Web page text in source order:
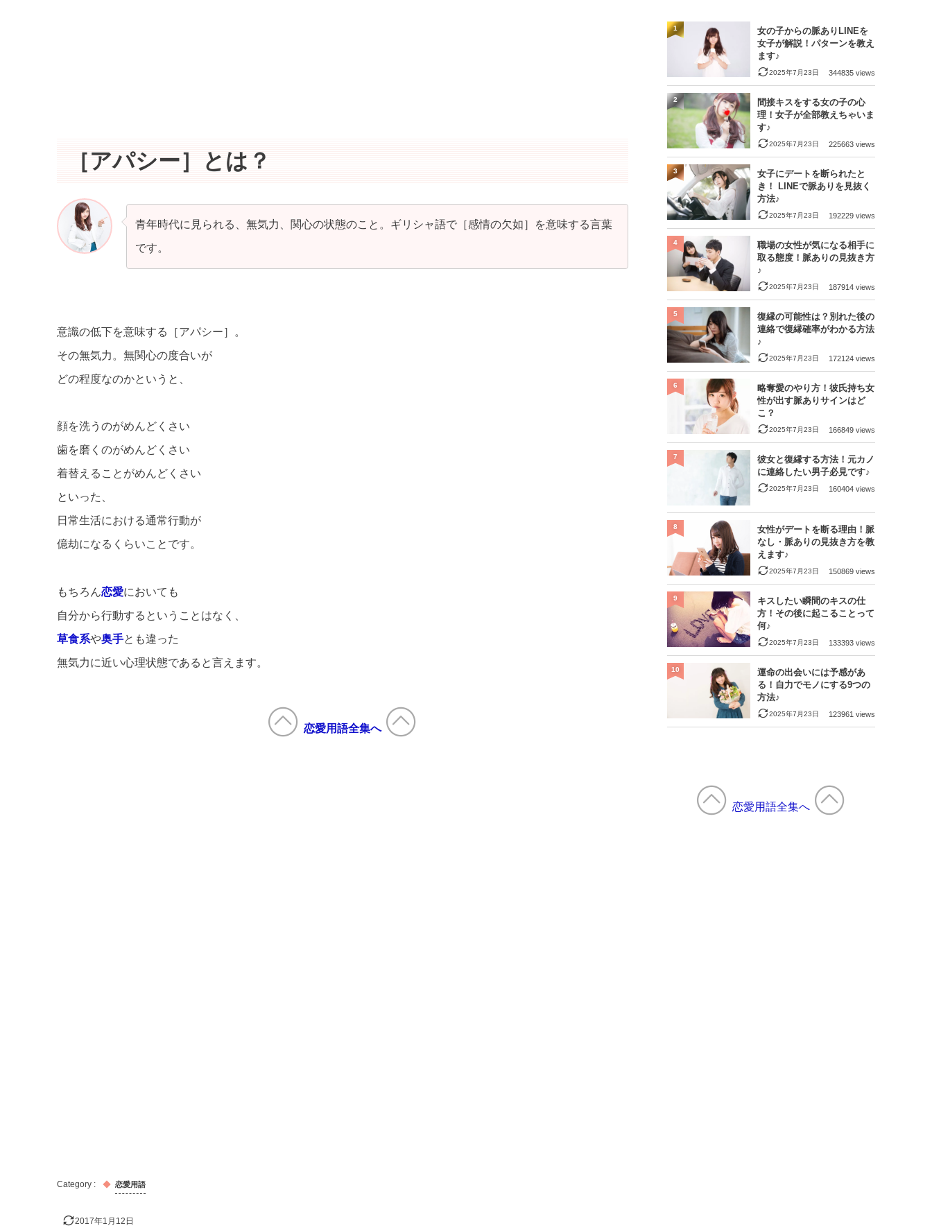
［アパシー］とは？
青年時代に見られる、無気力、関心の状態のこと。ギリシャ語で［感情の欠如］を意味する言葉
です。
意識の低下を意味する［アパシー］。
その無気力。無関心の度合いが
どの程度なのかというと、
顔を洗うのがめんどくさい
歯を磨くのがめんどくさい
着替えることがめんどくさい
といった、
日常生活における通常行動が
億劫になるくらいことです。
もちろん恋愛においても
自分から行動するということはなく、
草食系や奥手とも違った
無気力に近い心理状態であると言えます。
恋愛用語全集へ
恋愛用語
2017年1月12日
女の子からの脈ありLINEを
女子が解説！パターンを教え
ます♪
2025年7月23日 344835 views
1
間接キスをする女の子の心
理！女子が全部教えちゃいま
す♪
2025年7月23日 225663 views
2
女子にデートを断られたと
き！ LINEで脈ありを見抜く
方法♪
2025年7月23日 192229 views
3
職場の女性が気になる相手に
取る態度！脈ありの見抜き方
♪
2025年7月23日 187914 views
4
復縁の可能性は？別れた後の
連絡で復縁確率がわかる方法
♪
2025年7月23日 172124 views
5
略奪愛のやり方！彼氏持ち女
性が出す脈ありサインはど
こ？
2025年7月23日 166849 views
6
彼女と復縁する方法！元カノ
に連絡したい男子必見です♪
2025年7月23日 160404 views
7
女性がデートを断る理由！脈
なし・脈ありの見抜き方を教
えます♪
2025年7月23日 150869 views
8
キスしたい瞬間のキスの仕
方！その後に起こることって
何♪
2025年7月23日 133393 views
9
運命の出会いには予感があ
る！自力でモノにする9つの
方法♪
2025年7月23日 123961 views
10
恋愛用語全集へ